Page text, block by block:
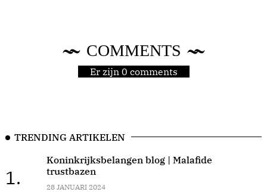
COMMENTS
Er zijn 0 comments
TRENDING ARTIKELEN
1.
Koninkrijksbelangen blog | Malafide
trustbazen
28 JANUARI 2024